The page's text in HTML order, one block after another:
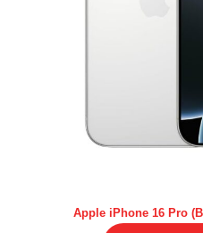
Apple iPhone 16 Pro